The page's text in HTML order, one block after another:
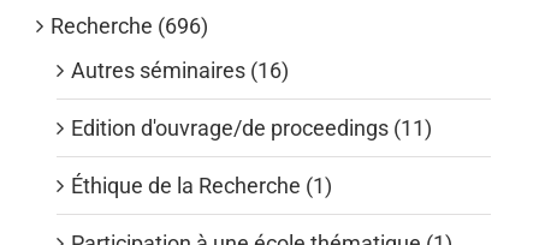
Recherche (696)
Autres séminaires (16)
Edition d'ouvrage/de proceedings (11)
Éthique de la Recherche (1)